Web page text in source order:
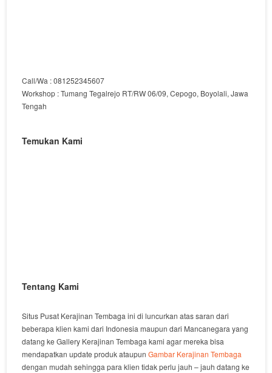
Call/Wa : 081252345607
Workshop : Tumang Tegalrejo RT/RW 06/09, Cepogo, Boyolali, Jawa
Tengah
Temukan Kami
Tentang Kami
Situs Pusat Kerajinan Tembaga ini di luncurkan atas saran dari
beberapa klien kami dari Indonesia maupun dari Mancanegara yang
datang ke Gallery Kerajinan Tembaga kami agar mereka bisa
mendapatkan update produk ataupunGambar Kerajinan Tembaga
dengan mudah sehingga para klien tidak perlu jauh – jauh datang ke